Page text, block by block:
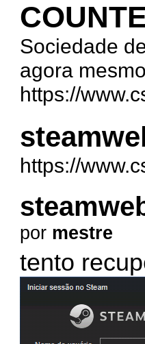
Sociedade
agora
https://
https://
por mestre
tento